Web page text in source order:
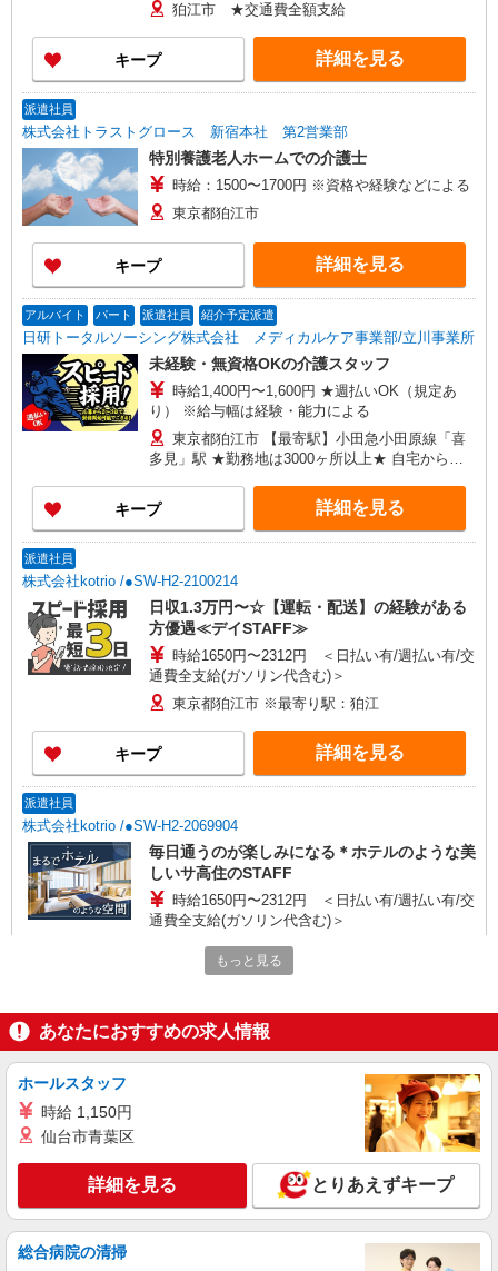
狛江市 ★交通費全額支給
キープ 詳細を見る
派遣社員
株式会社トラストグロース 新宿本社 第2営業部
特別養護老人ホームでの介護士
時給：1500〜1700円 ※資格や経験などによる
東京都狛江市
キープ 詳細を見る
アルバイト パート 派遣社員 紹介予定派遣
日研トータルソーシング株式会社 メディカルケア事業部/立川事業所
未経験・無資格OKの介護スタッフ
時給1,400円〜1,600円 ★週払いOK（規定あ
り） ※給与幅は経験・能力による
東京都狛江市 【最寄駅】小田急小田原線「喜
多見」駅 ★勤務地は3000ヶ所以上★ 自宅から通
さい！！
キープ 詳細を見る
派遣社員
株式会社kotrio /●SW-H2-2100214
日収1.3万円〜☆【運転・配送】の経験がある
方優遇≪デイSTAFF≫
時給1650円〜2312円 ＜日払い有/週払い有/交
通費全支給(ガソリン代含む)＞
東京都狛江市 ※最寄り駅：狛江
キープ 詳細を見る
派遣社員
株式会社kotrio /●SW-H2-2069904
毎日通うのが楽しみになる＊ホテルのような美
しいサ高住のSTAFF
時給1650円〜2312円 ＜日払い有/週払い有/交
通費全支給(ガソリン代含む)＞
狛江市岩戸北→ほか区内多数
狛江駅／面接なし！シニア向け住宅STAFF◎
時給1650円〜2312円 ＜日払い有/週払い有/交
通費全支給(ガソリン代含む)＞
狛江市 ★交通費全額支給
キープ 詳細を見る
もっと見る
あなたにおすすめの求人情報
ホールスタッフ
時給 1,150円
仙台市青葉区
詳細を見る とりあえずキープ
総合病院の清掃